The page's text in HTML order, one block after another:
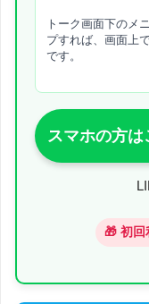
トーク画面下のメ
プすれば、画面上
です。
スマホの方
🎁 初回